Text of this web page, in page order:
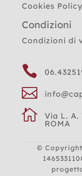
Cookies Policy
Condizioni
Condizioni di



Via L. A.
ROMA
©